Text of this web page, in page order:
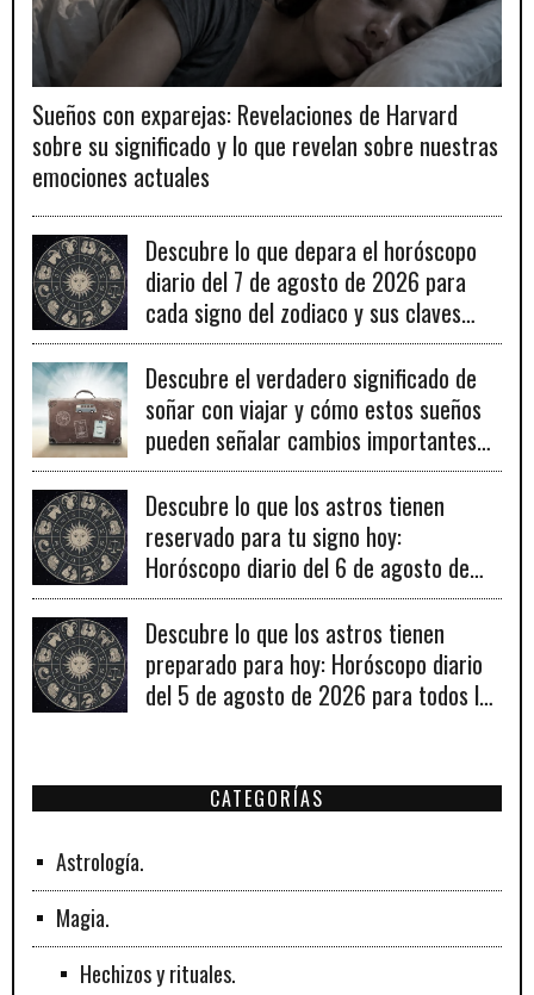
Sueños con exparejas: Revelaciones de Harvard
sobre su significado y lo que revelan sobre nuestras
emociones actuales
Descubre lo que depara el horóscopo
diario del 7 de agosto de 2026 para
cada signo del zodiaco y sus claves
para el éxito.
Descubre el verdadero significado de
soñar con viajar y cómo estos sueños
pueden señalar cambios importantes
en tu vida personal y profesional.
Descubre lo que los astros tienen
reservado para tu signo hoy:
Horóscopo diario del 6 de agosto de
2026
Descubre lo que los astros tienen
preparado para hoy: Horóscopo diario
del 5 de agosto de 2026 para todos los
CATEGORÍAS
Astrología.
Magia.
Hechizos y rituales.